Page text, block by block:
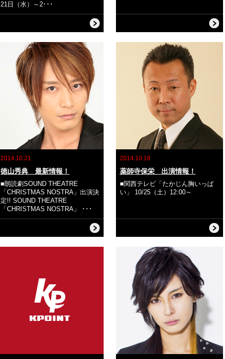
21日（水）～2･･･
2014.10.21
徳山秀典 最新情報！
■朗読劇SOUND THEATRE
「CHRISTMAS NOSTRA」出演決
定!! SOUND THEATRE
「CHRISTMAS NOSTRA」 ･･･
2014.10.18
薬師寺保栄 出演情報！
■関西テレビ「たかじん胸いっぱ
い」 10/25（土）12:00～